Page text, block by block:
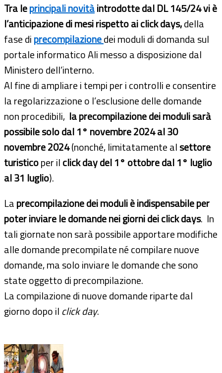
Tra leprincipali novitàintrodotte dal DL 145/24 vi è
l’anticipazione di mesirispetto ai click days,della
fase diprecompilazionedei moduli di domanda sul
portale informatico Ali messo a disposizione dal
Ministero dell’interno.
Al fine di ampliare i tempi per i controlli e consentire
la regolarizzazione o l’esclusione delle domande
non procedibili, la precompilazione dei moduli sarà
possibile solo dal 1° novembre 2024 al 30
novembre 2024(nonché, limitatamente alsettore
turisticoper ilclick day del 1° ottobre dal 1° luglio
al 31 luglio).
Laprecompilazione dei moduli è indispensabile per
poter inviare le domande nei giorni dei click days. In
tali giornate non sarà possibile apportare modifiche
alle domande precompilate né compilare nuove
domande, ma solo inviare le domande che sono
state oggetto di precompilazione.
La compilazione di nuove domande riparte dal
giorno dopo il click day.